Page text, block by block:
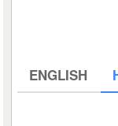
ENGLISH